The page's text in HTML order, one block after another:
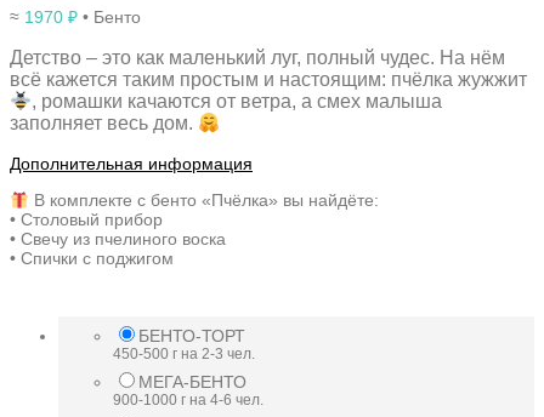
≈ 1970 ₽ • Бенто
Детство – это как маленький луг, полный чудес. На нём
всё кажется таким простым и настоящим: пчёлка жужжит
, ромашки качаются от ветра, а смех малыша
заполняет весь дом.
Дополнительная информация
В комплекте с бенто «Пчёлка» вы найдёте:
• Столовый прибор
• Свечу из пчелиного воска
• Спички с поджигом
БЕНТО-ТОРТ
450-500 г на 2-3 чел.
МЕГА-БЕНТО
900-1000 г на 4-6 чел.